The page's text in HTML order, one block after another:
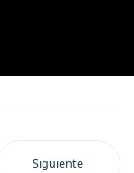
Siguiente